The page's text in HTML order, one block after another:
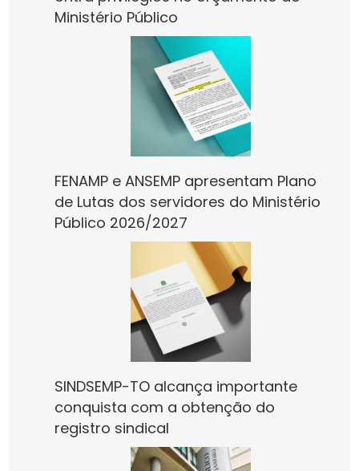
Ministério Público
FENAMP e ANSEMP apresentam Plano
de Lutas dos servidores do Ministério
Público 2026/2027
SINDSEMP-TO alcança importante
conquista com a obtenção do
registro sindical